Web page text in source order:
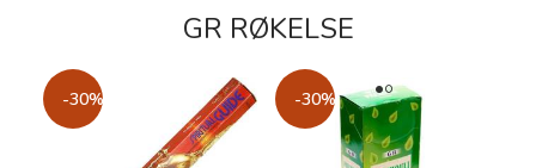
GR RØKELSE
-30% -30%